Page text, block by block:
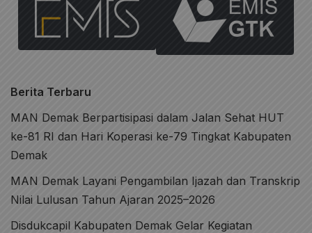
Berita Terbaru
MAN Demak Berpartisipasi dalam Jalan Sehat HUT
ke-81 RI dan Hari Koperasi ke-79 Tingkat Kabupaten
Demak
MAN Demak Layani Pengambilan Ijazah dan Transkrip
Nilai Lulusan Tahun Ajaran 2025–2026
Disdukcapil Kabupaten Demak Gelar Kegiatan